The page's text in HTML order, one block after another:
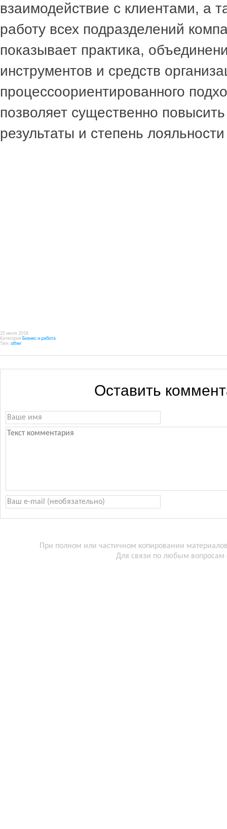
взаимодействие с клиентами, а
работу всех подразделений
показывает практика,
инструментов и средств
процессоориентированного
позволяет существенно
результаты и степень
25 июля 2018
Категория Бизнес и работа
Тэги: other.
Оставить
При полном или частичном копировании
Для связи по любым